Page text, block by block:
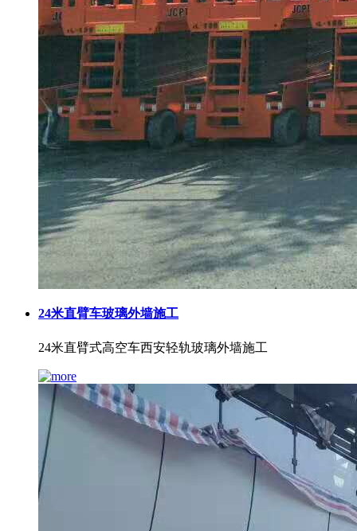
24米直臂车玻璃外墙施工
24米直臂式高空车西安轻轨玻璃外墙施工